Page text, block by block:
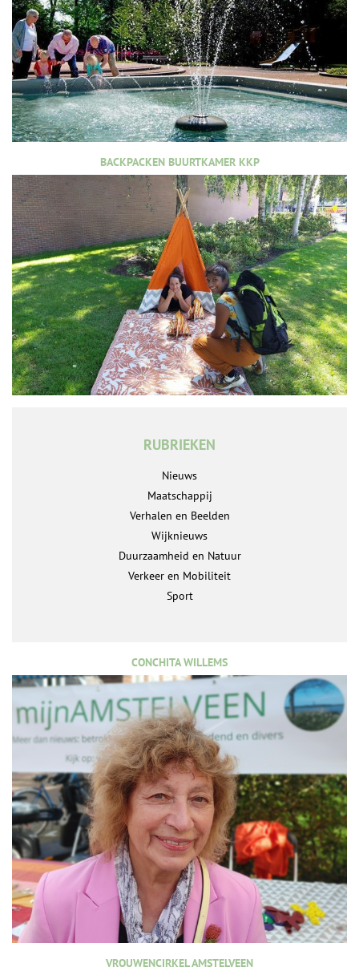
BACKPACKEN BUURTKAMER KKP
RUBRIEKEN
Nieuws
Maatschappij
Verhalen en Beelden
Wijknieuws
Duurzaamheid en Natuur
Verkeer en Mobiliteit
Sport
CONCHITA WILLEMS
VROUWENCIRKEL AMSTELVEEN